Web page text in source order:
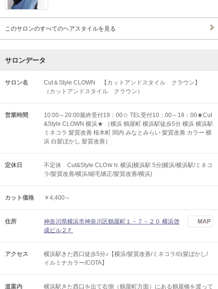
このサロンのすべてのヘアスタイルを見る
サロンデータ
サロン名
Cut＆Style CLOWN 【カットアンドスタイル クラウン】
（カットアンドスタイル クラウン）
営業時間
10:00～20:00最終受付19：00☆ TEL受付10：00～18：00★Cut
&Style CLOWN 横浜★ ［横浜 鶴屋町 横浜駅徒歩5分 横浜 横浜駅
ミネコラ 髪質改善 桜木町 関内 みなとみらい 髪質改善 カラー 横
浜 白髪ぼかし 髪質改善］
定休日
不定休 Cut&Style CLOＷＮ 横浜[横浜駅 5分[横浜/横浜駅/ミネコ
ラ/髪質改善/横浜/縮毛矯正/髪質改善/横浜}
カット価格 ￥4,400～
住所
神奈川県横浜市神奈川区鶴屋町１－７－２０ 横浜啓
成ビル２Ｆ
MAP
アクセス
横浜駅きた西口徒歩5分♪【横浜/髪質改善/ミネコラ/白髪ぼかし/
イルミナカラー/COTA】
道案内 横浜駅きた西口を出て右側（鶴屋町方面）にある鶴屋橋を渡って